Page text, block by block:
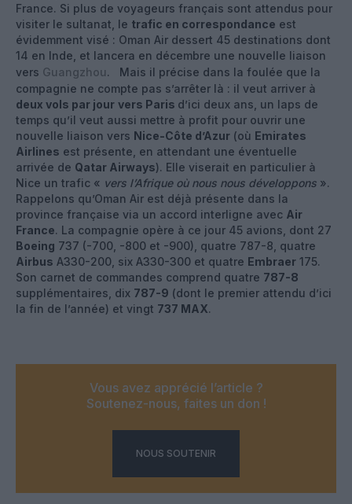
France. Si plus de voyageurs français sont attendus pour
visiter le sultanat, le trafic en correspondance est
évidemment visé : Oman Air dessert 45 destinations dont
14 en Inde, et lancera en décembre une nouvelle liaison
vers Guangzhou. ‎ Mais il précise dans la foulée que la
compagnie ne compte pas s’arrêter là : il veut arriver à
deux vols par jour vers Paris d’ici deux ans, un laps de
temps qu’il veut aussi mettre à profit pour ouvrir une
nouvelle liaison vers Nice-Côte d’Azur (où Emirates
Airlines est présente, en attendant une éventuelle
arrivée de Qatar Airways). Elle viserait en particulier à
Nice un trafic « vers l’Afrique où nous nous développons ».
Rappelons qu’Oman Air est déjà présente dans la
province française via un accord interligne avec Air
France. La compagnie opère à ce jour 45 avions, dont 27
Boeing 737 (-700, -800 et -900), quatre 787-8, quatre
Airbus A330-200, six A330-300 et quatre Embraer 175.
Son carnet de commandes comprend quatre 787-8
supplémentaires, dix 787-9 (dont le premier attendu d’ici
la fin de l’année) et vingt 737 MAX.
Vous avez apprécié l’article ?
Soutenez-nous, faites un don !
NOUS SOUTENIR